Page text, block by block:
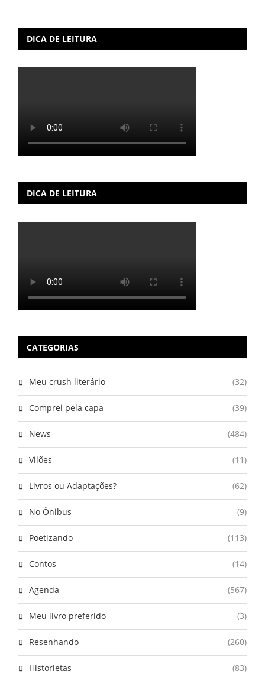
DICA DE LEITURA
DICA DE LEITURA
CATEGORIAS
Meu crush literário (32)
Comprei pela capa (39)
News (484)
Vilões (11)
Livros ou Adaptações? (62)
No Ônibus (9)
Poetizando (113)
Contos (14)
Agenda (567)
Meu livro preferido (3)
Resenhando (260)
Historietas (83)